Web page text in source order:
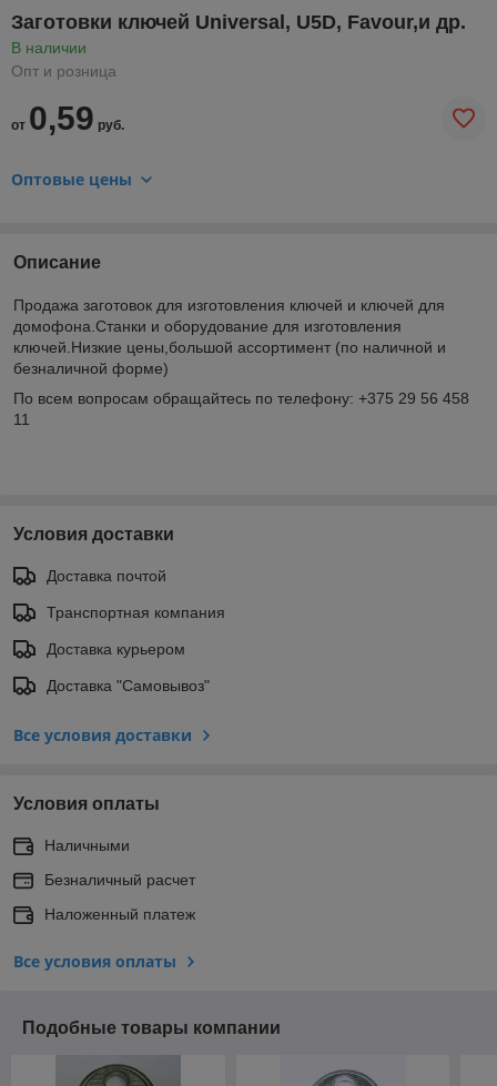
Заготовки ключей Universal, U5D, Favour,и др.
В наличии
Опт и розница
от 0,59 руб.
Оптовые цены
Описание
Продажа заготовок для изготовления ключей и ключей для
домофона.Cтанки и оборудование для изготовления
ключeй.Низкие цены,большой ассортимент (по наличной и
безналичной форме)
По всем вопросам обращайтесь по телефону: +375 29 56 458
11
Условия доставки
Доставка почтой
Транспортная компания
Доставка курьером
Доставка "Самовывоз"
Все условия доставки
Условия оплаты
Наличными
Безналичный расчет
Наложенный платеж
Все условия оплаты
Подобные товары компании